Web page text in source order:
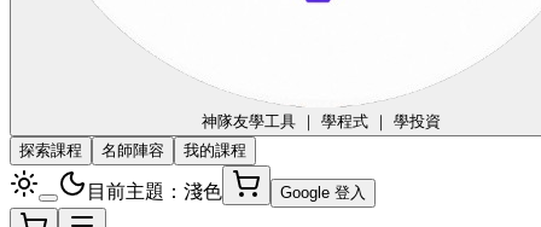
神隊友學工具 ｜ 學程式 ｜ 學投資
探索課程
名師陣容 我的課程
目前主題：淺色 Google 登入